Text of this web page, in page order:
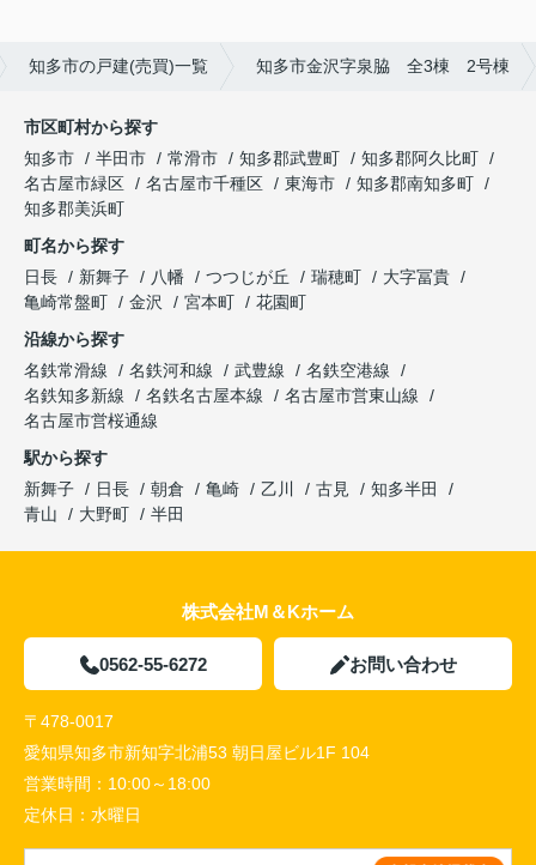
知多市の戸建(売買)一覧 知多市金沢字泉脇 全3棟 2号棟
市区町村から探す
知多市
半田市 常滑市 知多郡武豊町
知多郡阿久比町
名古屋市緑区
名古屋市千種区 東海市
知多郡南知多町
知多郡美浜町
町名から探す
日長
新舞子 八幡 つつじが丘 瑞穂町
大字冨貴
亀崎常盤町
金沢 宮本町
花園町
沿線から探す
名鉄常滑線
名鉄河和線 武豊線
名鉄空港線
名鉄知多新線
名鉄名古屋本線
名古屋市営東山線
名古屋市営桜通線
駅から探す
新舞子
日長 朝倉 亀崎 乙川 古見
知多半田
青山
大野町 半田
株式会社M＆Kホーム
0562-55-6272 お問い合わせ
〒478-0017
愛知県知多市新知字北浦53 朝日屋ビル1F 104
営業時間： 10:00～18:00
定休日： 水曜日